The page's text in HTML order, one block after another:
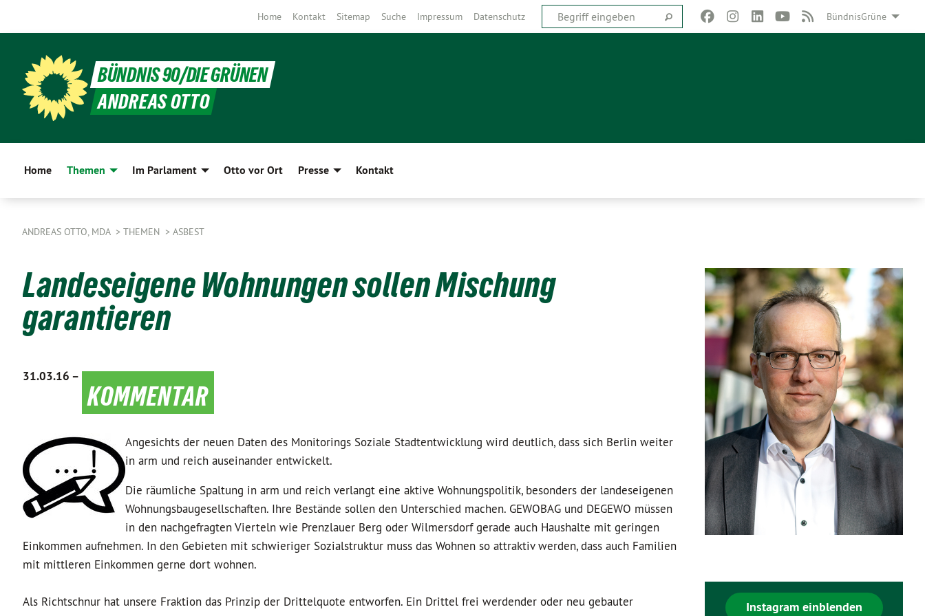
BündnisGrüne
Home Kontakt Sitemap Suche Impressum Datenschutz
BÜNDNIS 90/DIE GRÜNEN
ANDREAS OTTO
Home Themen Im Parlament Otto vor Ort Presse Kontakt
ANDREAS OTTO, MDA THEMEN ASBEST
Landeseigene Wohnungen sollen Mischung
garantieren
31.03.16 – kommentar
Angesichts der neuen Daten des Monitorings Soziale Stadtentwicklung wird deutlich, dass sich Berlin weiter
in arm und reich auseinander entwickelt.
Die räumliche Spaltung in arm und reich verlangt eine aktive Wohnungspolitik, besonders der landeseigenen
Wohnungsbaugesellschaften. Ihre Bestände sollen den Unterschied machen. GEWOBAG und DEGEWO müssen
in den nachgefragten Vierteln wie Prenzlauer Berg oder Wilmersdorf gerade auch Haushalte mit geringen
Einkommen aufnehmen. In den Gebieten mit schwieriger Sozialstruktur muss das Wohnen so attraktiv werden, dass auch Familien
mit mittleren Einkommen gerne dort wohnen.
Als Richtschnur hat unsere Fraktion das Prinzip der Drittelquote entworfen. Ein Drittel frei werdender oder neu gebauter
Instagram einblenden